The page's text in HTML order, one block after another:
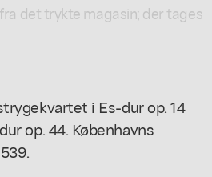
det trykte magasin; der tages
i Es-dur op. 14
op. 44. Københavns